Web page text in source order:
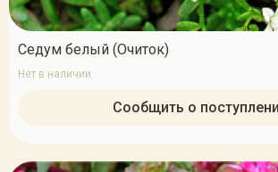
Седум белый (Очиток)
Нет в наличии
Сообщить о